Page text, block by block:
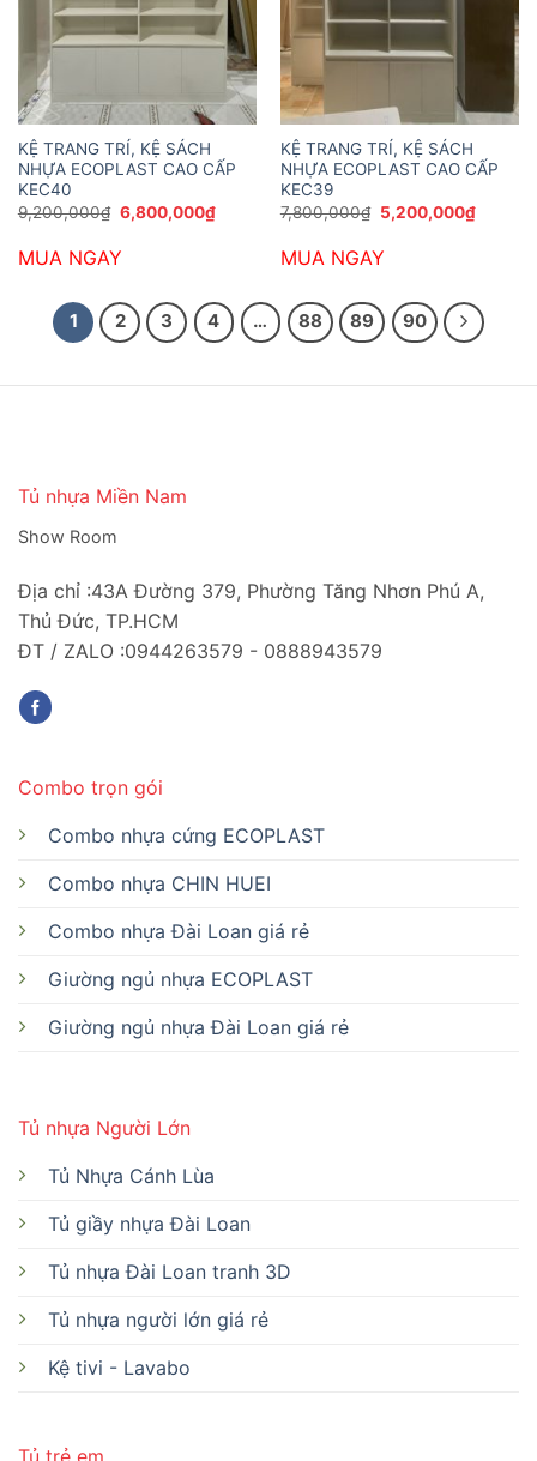
KỆ TRANG TRÍ, KỆ SÁCH
NHỰA ECOPLAST CAO CẤP
KEC40
9,200,000₫ Giá
gốc
9,200,000₫.
6,800,000₫Giá
hiện
MUA NGAY
KỆ TRANG TRÍ, KỆ SÁCH
NHỰA ECOPLAST CAO CẤP
KEC39
7,800,000₫ Giá
gốc
7,800,000₫.
5,200,000₫Giá
hiện
MUA NGAY
1 2 3 4 … 88 89 90
Tủ nhựa Miền Nam
Show Room
Địa chỉ :43A Đường 379, Phường Tăng Nhơn Phú A,
Thủ Đức, TP.HCM
ĐT / ZALO :0944263579 - 0888943579
Tủ nhựa Người Lớn
Tủ Nhựa Cánh Lùa
Tủ giầy nhựa Đài Loan
Tủ nhựa Đài Loan tranh 3D
Tủ nhựa người lớn giá rẻ
Kệ tivi - Lavabo
Tủ trẻ em
Combo trọn gói
Combo nhựa cứng ECOPLAST
Combo nhựa CHIN HUEI
Combo nhựa Đài Loan giá rẻ
Giường ngủ nhựa ECOPLAST
Giường ngủ nhựa Đài Loan giá rẻ